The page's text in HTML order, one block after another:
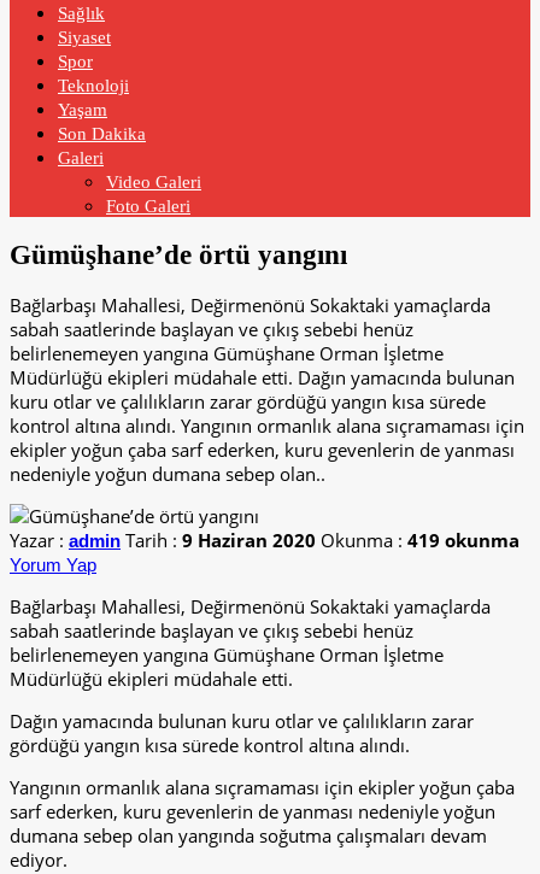
Sağlık
Siyaset
Spor
Teknoloji
Yaşam
Son Dakika
Galeri
Video Galeri
Foto Galeri
Gümüşhane’de örtü yangını
Bağlarbaşı Mahallesi, Değirmenönü Sokaktaki yamaçlarda
sabah saatlerinde başlayan ve çıkış sebebi henüz
belirlenemeyen yangına Gümüşhane Orman İşletme
Müdürlüğü ekipleri müdahale etti. Dağın yamacında bulunan
kuru otlar ve çalılıkların zarar gördüğü yangın kısa sürede
kontrol altına alındı. Yangının ormanlık alana sıçramaması için
ekipler yoğun çaba sarf ederken, kuru gevenlerin de yanması
nedeniyle yoğun dumana sebep olan..
Yazar : admin Tarih : 9 Haziran 2020 Okunma : 419 okunma
Yorum Yap
Bağlarbaşı Mahallesi, Değirmenönü Sokaktaki yamaçlarda
sabah saatlerinde başlayan ve çıkış sebebi henüz
belirlenemeyen yangına Gümüşhane Orman İşletme
Müdürlüğü ekipleri müdahale etti.
Dağın yamacında bulunan kuru otlar ve çalılıkların zarar
gördüğü yangın kısa sürede kontrol altına alındı.
Yangının ormanlık alana sıçramaması için ekipler yoğun çaba
sarf ederken, kuru gevenlerin de yanması nedeniyle yoğun
dumana sebep olan yangında soğutma çalışmaları devam
ediyor.